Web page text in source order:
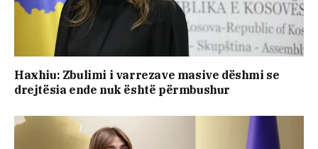
Haxhiu: Zbulimi i varrezave masive dëshmi se
drejtësia ende nuk është përmbushur